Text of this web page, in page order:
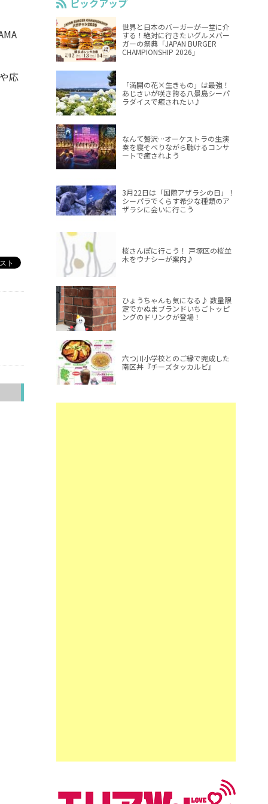
応
ピックアップ
世界と日本のバーガーが一堂に介
する！絶対に行きたいグルメバー
ガーの祭典「JAPAN BURGER
CHAMPIONSHIP 2026」
「満開の花×生きもの」は最強！
あじさいが咲き誇る八景島シーパ
ラダイスで癒されたい♪
なんて贅沢…オーケストラの生演
奏を寝そべりながら聴けるコンサ
ートで癒されよう
3月22日は「国際アザラシの日」！
シーパラでくらす希少な種類のア
ザラシに会いに行こう
桜さんぽに行こう！ 戸塚区の桜並
木をウナシーが案内♪
ひょうちゃんも気になる♪ 数量限
定でかぬまブランドいちごトッピ
ングのドリンクが登場！
六つ川小学校とのご縁で完成した
南区丼『チーズタッカルビ』